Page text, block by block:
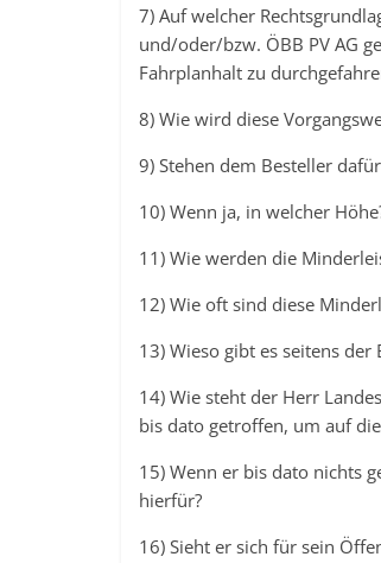
7) Auf welcher
und/oder/bzw. ÖBB PV AG
Fahrplanhalt zu
8) Wie wird diese
9) Stehen dem Besteller
10) Wenn ja, in welcher
11) Wie werden die
12) Wie oft sind diese
13) Wieso gibt es seitens
14) Wie steht der Herr
bis dato getroffen, um auf
15) Wenn er bis dato nichts
hierfür?
16) Sieht er sich für sein